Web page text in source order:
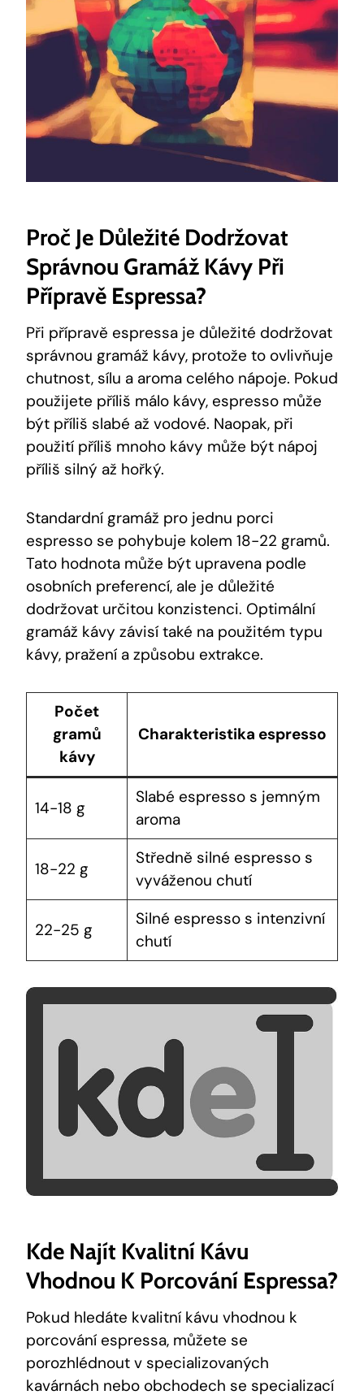
Proč ‍je Důležité Dodržovat
Správnou Gramáž Kávy Při
Přípravě ‍espressa?
Při přípravě espressa ‌je důležité dodržovat
správnou ‍gramáž kávy, protože to ovlivňuje
chutnost, sílu a aroma⁣ celého nápoje. Pokud
použijete příliš ‌málo kávy, espresso může
⁣být příliš slabé‌ až vodové.​ Naopak, při
použití příliš mnoho kávy může být nápoj
příliš silný až ⁢hořký.
Standardní gramáž pro ⁤jednu porci ​
espresso se pohybuje ‍kolem 18-22 gramů.
Tato hodnota může být‌ upravena podle
osobních preferencí, ale je​ důležité
dodržovat určitou konzistenci. Optimální
gramáž kávy závisí ⁤také na ‌použitém typu
kávy,⁣ pražení a způsobu extrakce.
Počet
gramů
‌kávy
Charakteristika ​espresso
14-18 g
Slabé espresso s jemným
aroma
18-22 g
Středně ⁣silné espresso⁣ s
vyváženou chutí
22-25 g
Silné ⁢espresso ‍s intenzivní
chutí
Kde Najít Kvalitní Kávu⁤
Vhodnou K Porcování Espressa?
Pokud hledáte ⁤kvalitní kávu vhodnou k
porcování espressa, můžete se
‌porozhlédnout‍ v specializovaných
kavárnách nebo obchodech⁤ se specializací